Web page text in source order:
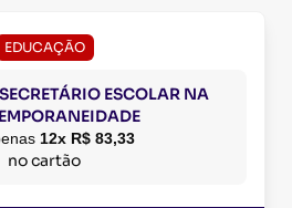
EDUCAÇÃO
ESCOLAR NA
12x R$ 83,33
no cartão